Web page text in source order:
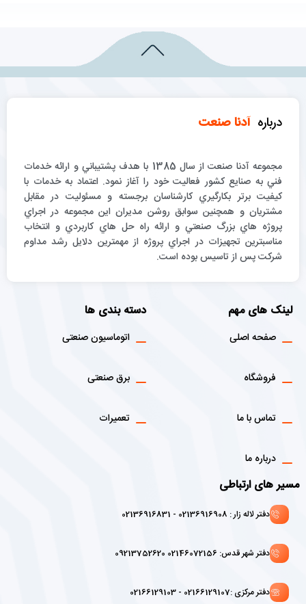
از لحاظ ورودی به دو نوع تک فاز و سه فاز با رنج فرکانس خروجی
0.1 تا 600 هرتز تقسیم می شوند سری اینورترهای تک فاز دلتا برای ساختمان
های مسکونی عمومی و کارخانه های کوچک مناسب است. آنها بسیار سبک وزن
هستند و نصب را ساده و آسان می کنند.
اینورترهای سه فاز دلتا برای کاربردهای
درباره آدنا صنعت
مجموعه آدنا صنعت از سال 1385 با هدف پشتيباني و ارائه خدمات
فني به صنايع كشور فعاليت خود را آغاز نمود. اعتماد به خدمات با
كيفيت برتر بكارگيري كارشناسان برجسته و مسئوليت در مقابل
مشتريان و همچنين سوابق روشن مديران اين مجموعه در اجراي
پروژه هاي بزرگ صنعتي و ارائه راه حل هاي كاربردي و انتخاب
مناسبترين تجهيزات در اجراي پروژه از مهمترين دلايل رشد مداوم
شركت پس از تاسيس بوده است.
لینک های مهم
صفحه اصلی
فروشگاه
تماس با ما
درباره ما
دسته بندی ها
اتوماسیون صنعتی
برق صنعتی
تعمیرات
مسیر های ارتباطی
دفتر لاله زار : 02136916908 - 02136916831
دفتر شهر قدس: 02146072156 09213752620
دفتر مرکزی :02166129107 - 02166129103